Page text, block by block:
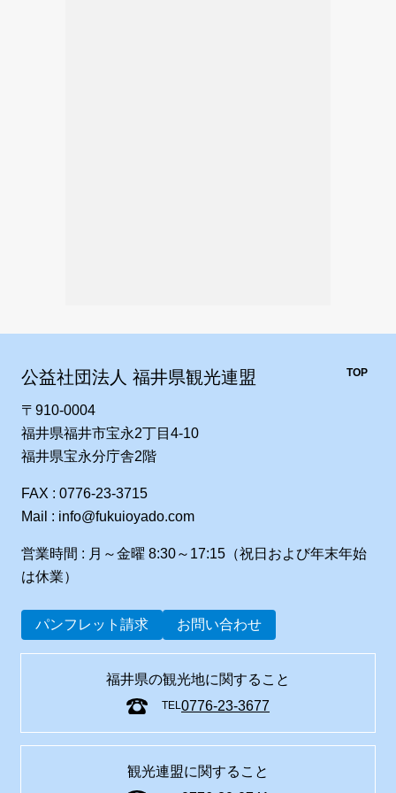
公益社団法人 福井県観光連盟
〒910-0004
福井県福井市宝永2丁目4-10
福井県宝永分庁舎2階
FAX : 0776-23-3715
Mail : info@fukuioyado.com
営業時間 : 月～金曜 8:30～17:15（祝日および年末年始
は休業）
パンフレット請求 お問い合わせ
福井県の観光地に関すること
TEL0776-23-3677
観光連盟に関すること
TOP